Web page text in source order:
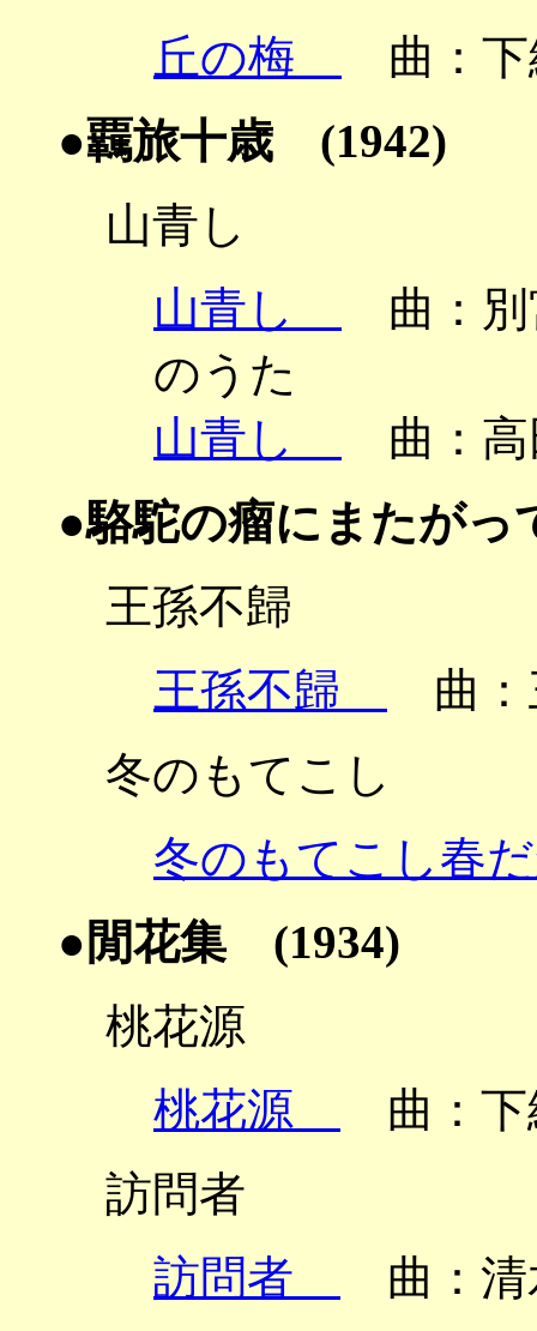
丘の梅
曲：下
●覊旅十歳 (1942)
山青し
山青し
曲：別
のうた
山青し
曲：高
●駱駝の瘤にまたがっ
王孫不歸
王孫不歸
曲：
冬のもてこし
冬のもてこし春
●閒花集 (1934)
桃花源
桃花源
曲：下
訪問者
訪問者
曲：清